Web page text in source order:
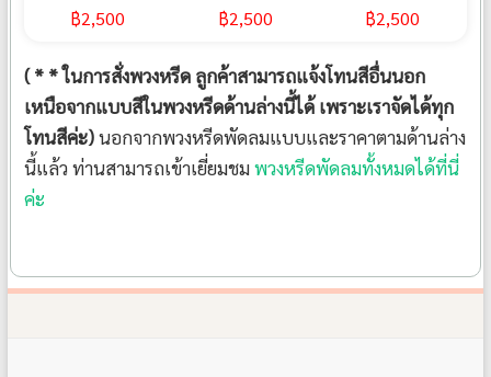
฿2,500 ฿2,500 ฿2,500
( * * ในการสั่งพวงหรีด ลูกค้าสามารถแจ้งโทนสีอื่นนอก
เหนือจากแบบสีในพวงหรีดด้านล่างนี้ได้ เพราะเราจัดได้ทุก
โทนสีค่ะ)นอกจากพวงหรีดพัดลมแบบและราคาตามด้านล่าง
นี้แล้ว ท่านสามารถเข้าเยี่ยมชมพวงหรีดพัดลมทั้งหมดได้ที่นี่
ค่ะ